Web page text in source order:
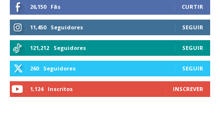
26,150 Fãs CURTIR
11,450 Seguidores SEGUIR
121,212 Seguidores SEGUIR
260 Seguidores SEGUIR
1,124 Inscritos INSCREVER